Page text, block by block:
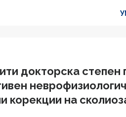
докторска степен
корекции на